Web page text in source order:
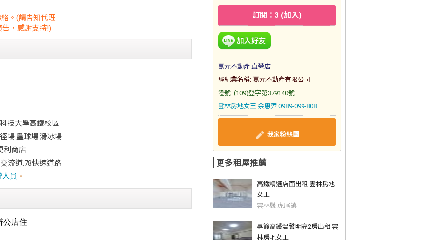
。(請告知代理
，感謝支持!)
技大學高鐵校區
場.壘球場.滑冰場
利商店
流道.78快速道路
人員 。
訂閱：3 (加入)
嘉元不動產 直營店
經紀業名稱: 嘉元不動產有限公司
證號: (109)登字第379140號
雲林房地女王 余惠萍 0989-099-808
我家粉絲團
更多租屋推薦
高鐵精選店面出租 雲林房地
女王
雲林縣 虎尾鎮
專簽高鐵溫馨明亮2房出租 雲
林房地女王